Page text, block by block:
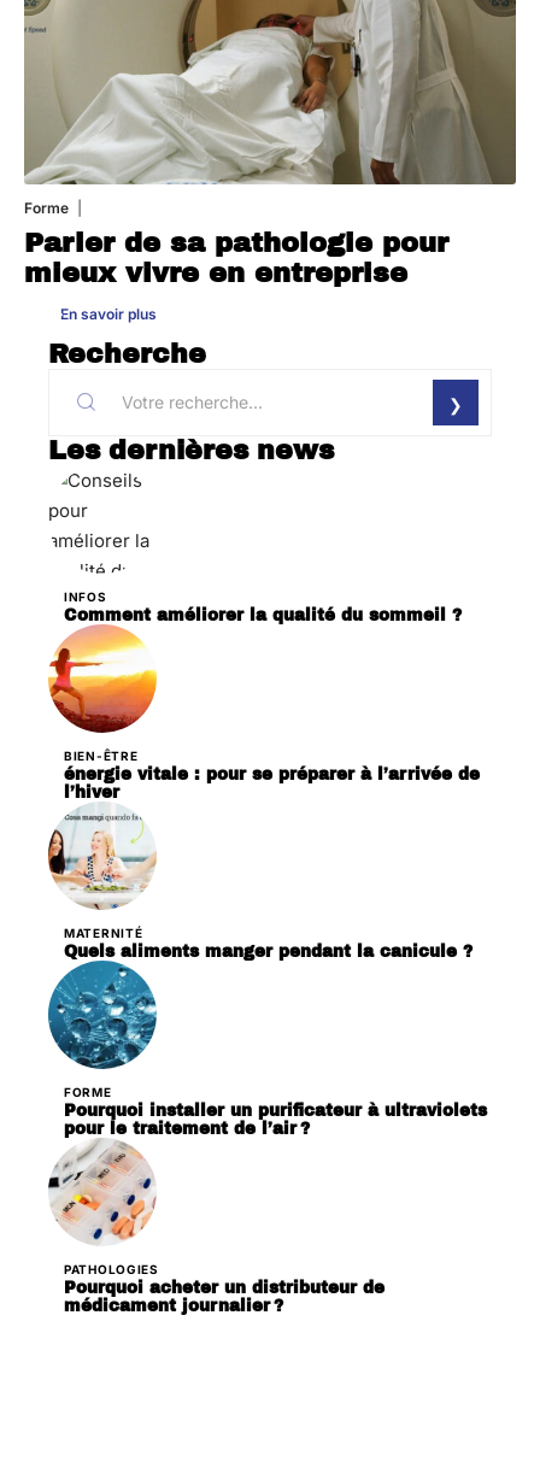
Forme
Parler de sa pathologie pour
mieux vivre en entreprise
En savoir plus
Recherche
Les dernières news
INFOS
Comment améliorer la qualité du sommeil ?
BIEN-ÊTRE
énergie vitale : pour se préparer à l’arrivée de
l’hiver
MATERNITÉ
Quels aliments manger pendant la canicule ?
FORME
Pourquoi installer un purificateur à ultraviolets
pour le traitement de l’air ?
PATHOLOGIES
Pourquoi acheter un distributeur de
médicament journalier ?